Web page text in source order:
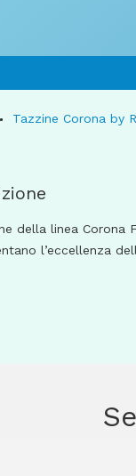
Tazzine Corona by
della linea Corona
l’eccellenza